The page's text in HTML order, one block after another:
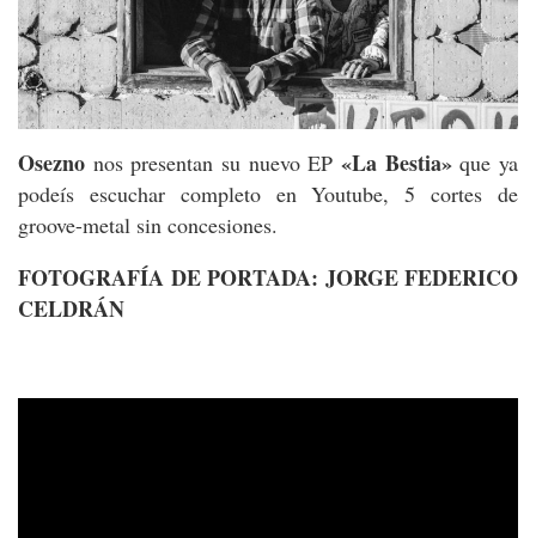
Osezno nos presentan su nuevo EP «La Bestia»que ya
podeís escuchar completo en Youtube, 5 cortes de
groove-metal sin concesiones.
FOTOGRAFÍA DE PORTADA: JORGE FEDERICO
CELDRÁN